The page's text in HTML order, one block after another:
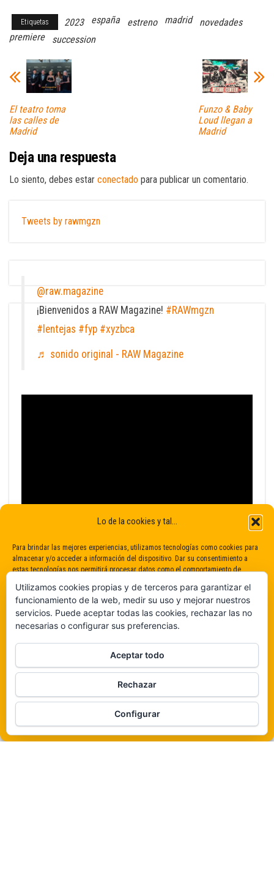
Lo de la cookies y tal...
Para brindar las mejores experiencias, utilizamos tecnologías como cookies para
almacenar y/o acceder a información del dispositivo. Dar su consentimiento a
estas tecnologías nos permitirá procesar datos como el comportamiento de
consentimiento puede afectar negativamente a determinadas características y
funciones.
De ninguna manera
Veámos que hay aquí
Política de cookies
Etiquetas 2023 españa estreno madrid
novedades
premiere
succession
El teatro toma
las calles de
Madrid
Funzo & Baby
Loud llegan a
Madrid
Deja una respuesta
Lo siento, debes estar conectado para publicar un comentario.
Tweets by rawmgzn
@raw.magazine
¡Bienvenidos a RAW Magazine! #RAWmgzn
#lentejas #fyp #xyzbca
♬ sonido original - RAW Magazine
WordPress |Tema:
Utilizamos cookies propias y de terceros para garantizar el
funcionamiento de la web, medir su uso y mejorar nuestros
servicios. Puede aceptar todas las cookies, rechazar las no
necesarias o configurar sus preferencias.
Aceptar todo
Rechazar
Configurar